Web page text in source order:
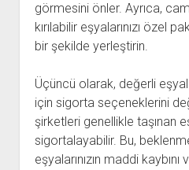
görmesini önler. Ayrıca,
kırılabilir eşyalarınızı özel
bir şekilde yerleştirin.
Üçüncü olarak, değerli
için sigorta seçeneklerini
şirketleri genellikle taşınan
sigortalayabilir. Bu,
eşyalarınızın maddi kaybını